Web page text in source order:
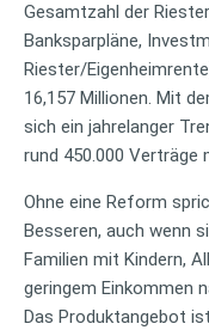
Gesamtzahl der
Banksparpläne,
Riester/
16,157 Millionen. Mit
sich ein jahrelanger
rund 450.000 Verträge
Ohne eine Reform
Besseren, auch wenn
Familien mit Kindern,
geringem Einkommen
Das Produktangebot